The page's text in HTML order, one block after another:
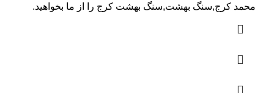
محمد کرج,سنگ بهشت,سنگ بهشت کرج را از ما بخواهید.